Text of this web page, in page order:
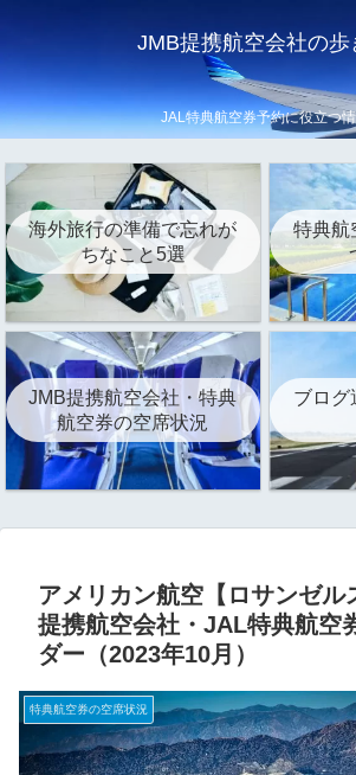
JMB提携航空会社の歩
JAL特典航空券予約に役立つ
海外旅行の準備で忘れが
ちなこと5選
特典航
JMB提携航空会社・特典
航空券の空席状況
ブログ
アメリカン航空【ロサンゼル
提携航空会社・JAL特典航空
ダー（2023年10月）
特典航空券の空席状況